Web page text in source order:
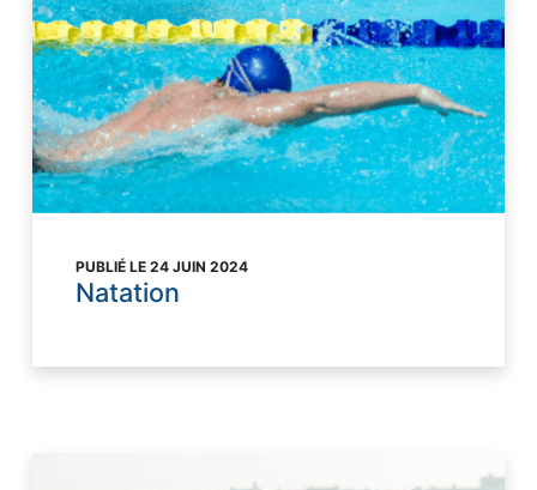
PUBLIÉ LE 24 JUIN 2024
Natation